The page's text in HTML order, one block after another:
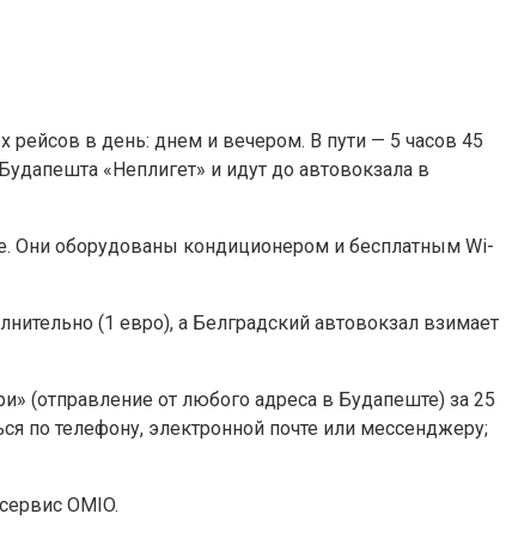
в день: днем и вечером. В пути — 5 часов 45
«Неплигет» и идут до автовокзала в
Они оборудованы кондиционером и бесплатным Wi-
(1 евро), а Белградский автовокзал взимает
(отправление от любого адреса в Будапеште) за 25
по телефону, электронной почте или мессенджеру;
OMIO.